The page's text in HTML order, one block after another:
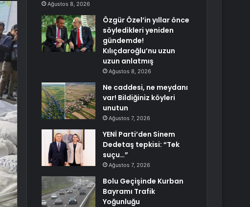
Ağustos 8, 2026
Özgür Özel’in yıllar önce
söyledikleri yeniden
gündemde!
Kılıçdaroğlu’nu uzun
uzun anlatmış
Ağustos 8, 2026
Ne caddesi, ne meydanı
var! Bildiğiniz köyleri
unutun
Ağustos 7, 2026
YENİ Parti’den Sinem
Dedetaş tepkisi: “Tek
suçu…”
Ağustos 7, 2026
Bolu Geçişinde Kurban
Bayramı Trafik
Yoğunluğu